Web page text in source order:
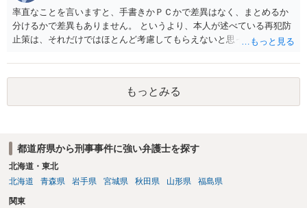
率直なことを言いますと、手書きかＰＣかで差異はなく、まとめるか
分けるかで差異もありません。 というより、本人が述べている再犯防
止策は、それだけではほとんど考慮してもらえないと思った方が良い
やカウンセリング・治療の内容 ・利用している再犯防止策（例えば保
護観察所と連携した職業支援の内容や具体的な就労・監督状況） ・監
督者の証言 など、証拠で担保された客観性と実現可能性があるもので
なければあまり意味がありません。 もともと執行猶予が狙える事案で
いうのが実感です。
もっとみる
都道府県から刑事事件に強い弁護士を探す
北海道・東北
北海道
青森県 岩手県 宮城県 秋田県 山形県 福島県
関東